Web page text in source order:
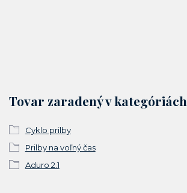
Tovar zaradený v kategóriách
Cyklo prilby
Prilby na voľný čas
Aduro 2.1